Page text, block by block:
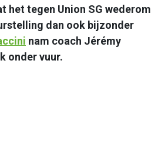
het tegen Union SG wederom
dan ook bijzonder
nam coach Jérémy
onder vuur.